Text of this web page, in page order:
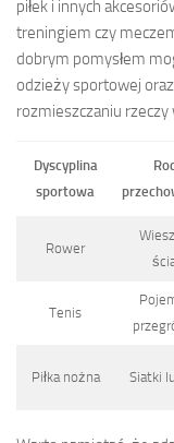
piłek i innych
treningiem czy
dobrym pomysłem
odzieży sportowej
rozmieszczaniu rzeczy
Dyscyplina
sportowa
Rower
Tenis
Piłka nożna Siatki